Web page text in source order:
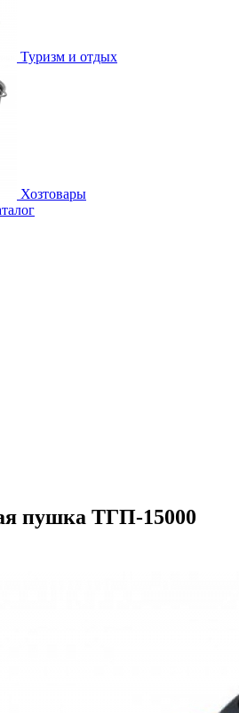
Туризм и отдых
Хозтовары
пушка ТГП-15000